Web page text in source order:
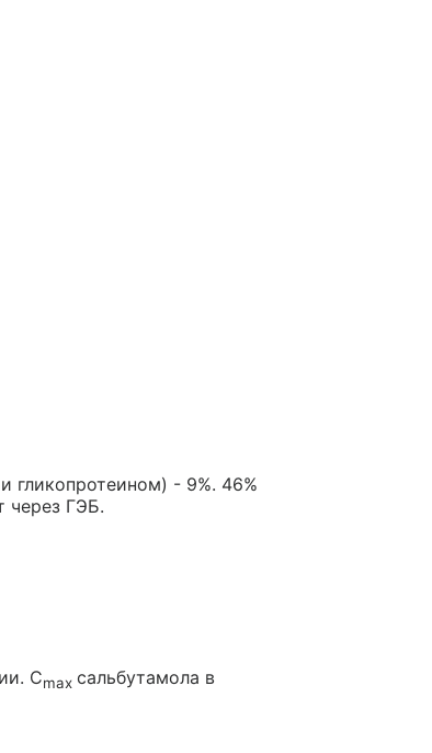
гликопротеином) - 9%. 46%
через ГЭБ.
Cmax сальбутамола в